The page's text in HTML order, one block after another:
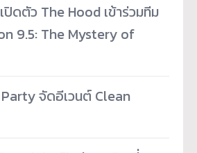
ดตัว The Hood เข้าร่วมทีม
9.5: The Mystery of
จัดอีเวนต์ Clean